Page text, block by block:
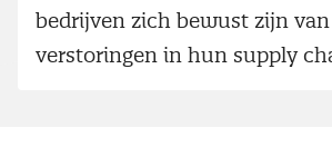
bedrijven zich bewust zijn
verstoringen in hun supply